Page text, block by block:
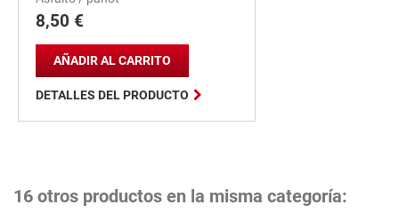
Precio
8,50 €

AÑADIR AL CARRITO
DETALLES DEL PRODUCTO
16 otros productos en la misma categoría: